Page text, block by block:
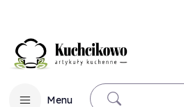
Menu